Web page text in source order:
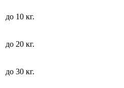
до 10 кг.
до 20 кг.
до 30 кг.